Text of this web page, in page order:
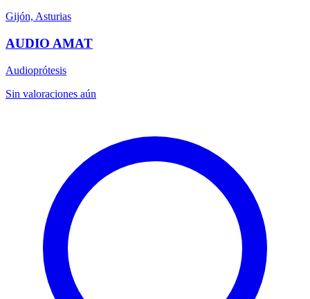
Gijón, Asturias
AUDIO AMAT
Audioprótesis
Sin valoraciones aún